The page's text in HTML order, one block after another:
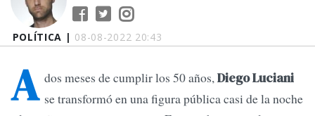
POLÍTICA | 08-08-2022 20:43
A dos meses de cumplir los 50 años,Diego Luciani
se transformó en una figura pública casi de la noche